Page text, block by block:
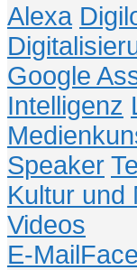
Alexa
Google
Intelligenz
Speaker
Kultur und
Videos
E-Mail